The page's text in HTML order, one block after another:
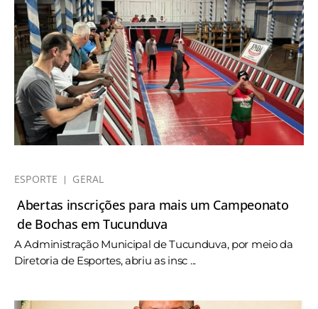
ESPORTE GERAL
Abertas inscrições para mais um Campeonato
de Bochas em Tucunduva
A Administração Municipal de Tucunduva, por meio da
Diretoria de Esportes, abriu as insc ...